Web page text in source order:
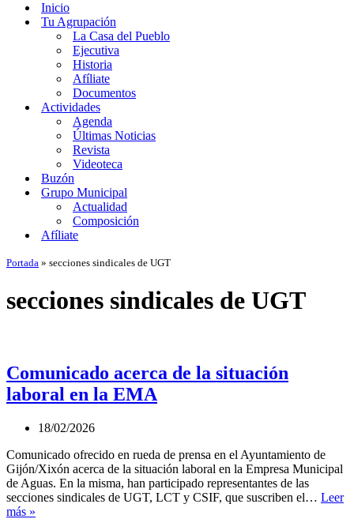
navegación
Inicio
Tu Agrupación
La Casa del Pueblo
Ejecutiva
Historia
Afíliate
Documentos
Actividades
Agenda
Últimas Noticias
Revista
Videoteca
Buzón
Grupo Municipal
Actualidad
Composición
Afíliate
Portada » secciones sindicales de UGT
secciones sindicales de UGT
Comunicado acerca de la situación
laboral en la EMA
18/02/2026
Comunicado ofrecido en rueda de prensa en el Ayuntamiento de
Gijón/Xixón acerca de la situación laboral en la Empresa Municipal
de Aguas. En la misma, han participado representantes de las
secciones sindicales de UGT, LCT y CSIF, que suscriben el… Leer
más »